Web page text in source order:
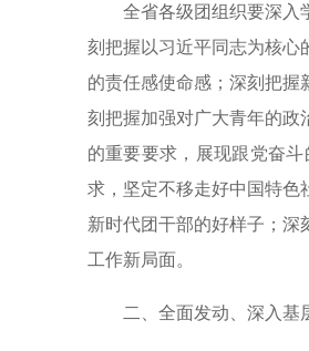
全省各级团组织要深入
刻把握以习近平同志为核
的责任感使命感；深刻把
刻把握加强对广大青年的
的重要要求，展现跟党奋
求，坚定不移走好中国特
新时代团干部的好样子；
工作新局面。
二、全面发动、深入基